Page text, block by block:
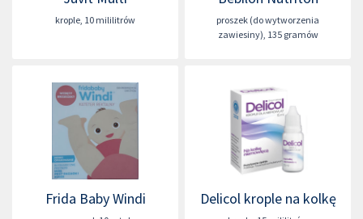
krople, 10 mililitrów
proszek (do wytworzenia
zawiesiny), 135 gramów
Frida Baby Windi Delicol krople na kolkę